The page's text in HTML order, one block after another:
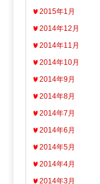
2015年1月
2014年12月
2014年11月
2014年10月
2014年9月
2014年8月
2014年7月
2014年6月
2014年5月
2014年4月
2014年3月